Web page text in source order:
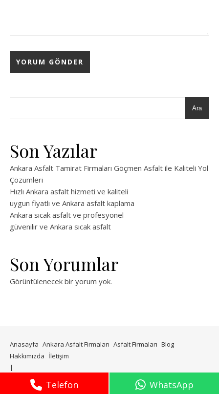
Ara
Son Yazılar
Ankara Asfalt Tamirat Firmaları Göçmen Asfalt ile Kaliteli Yol
Çözümleri
Hızlı Ankara asfalt hizmeti ve kaliteli
uygun fiyatlı ve Ankara asfalt kaplama
Ankara sıcak asfalt ve profesyonel
güvenilir ve Ankara sıcak asfalt
Son Yorumlar
Görüntülenecek bir yorum yok.
Anasayfa Ankara Asfalt Firmaları Asfalt Firmaları Blog
Hakkımızda İletişim
tarafından Ashe teması.
Telefon WhatsApp